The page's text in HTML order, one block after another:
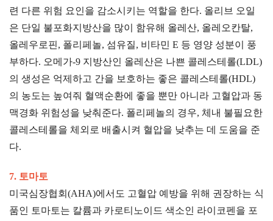
련 다른 위험 요인을 감소시키는 역할을 한다. 올리브 오일
은 단일 불포화지방산을 많이 함유해 올레산, 올레오칸탈,
올레우로핀, 폴리페놀, 섬유질, 비타민 E 등 영양 성분이 풍
부하다. 오메가-9 지방산인 올레산은 나쁜 콜레스테롤(LDL)
의 생성은 억제하고 간을 보호하는 좋은 콜레스테롤(HDL)
의 농도는 높여줘 혈액순환에 좋을 뿐만 아니라 고혈압과 동
맥경화 위험성을 낮춰준다. 폴리페놀의 경우, 체내 불필요한
콜레스테롤을 체외로 배출시켜 혈압을 낮추는 데 도움을 준
다.
7. 토마토
미국심장협회(AHA)에서도 고혈압 예방을 위해 권장하는 식
품인 토마토는 칼륨과 카로티노이드 색소인 라이코펜을 포